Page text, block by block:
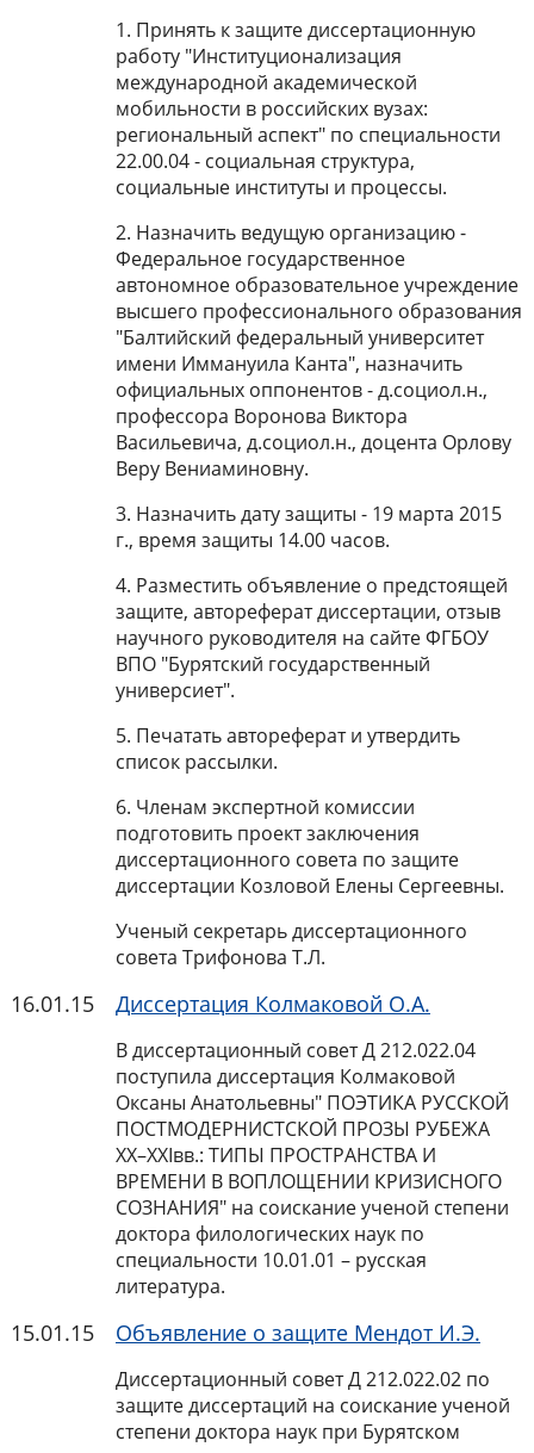
1. Принять к защите диссертационную
работу "Институционализация
международной академической
мобильноcти в российских вузах:
региональный аспект" по специальности
22.00.04 - социальная структура,
cоциальные институты и процессы.
2. Назначить ведущую организацию -
Федеральное государственное
автономное образовательное учреждение
высшего профессионального образования
"Балтийский федеральный университет
имени Иммануила Канта", назначить
официальных оппонентов - д.социол.н.,
профессора Воронова Виктора
Васильевича, д.социол.н., доцента Орлову
Веру Вениаминовну.
3. Назначить дату защиты - 19 марта 2015
г., время защиты 14.00 часов.
4. Разместить объявление о предстоящей
защите, автореферат диссертации, отзыв
научного руководителя на сайте ФГБОУ
ВПО "Бурятский государственный
универсиет".
5. Печатать автореферат и утвердить
список рассылки.
6. Членам экспертной комиссии
подготовить проект заключения
диссертационного совета по защите
диссертации Козловой Елены Сергеевны.
Ученый секретарь диссертационного
совета Трифонова Т.Л.
16.01.15 Диссертация Колмаковой О.А.
В диссертационный совет Д 212.022.04
поступила диссертация Колмаковой
Оксаны Анатольевны" ПОЭТИКА РУССКОЙ
ПОСТМОДЕРНИСТСКОЙ ПРОЗЫ РУБЕЖА
ХХ–ХХIвв.: ТИПЫ ПРОСТРАНСТВА И
ВРЕМЕНИ В ВОПЛОЩЕНИИ КРИЗИСНОГО
СОЗНАНИЯ" на соискание ученой степени
доктора филологических наук по
специальности 10.01.01 – русская
литература.
15.01.15 Объявление о защите Мендот И.Э.
Диссертационный совет Д 212.022.02 по
защите диссертаций на соискание ученой
степени доктора наук при Бурятском